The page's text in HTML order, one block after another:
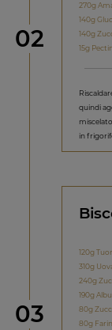
Step
02
270g
140g
140g
15g
quindi
in
Step
03
120g
310g
240g
190g
80g
80g